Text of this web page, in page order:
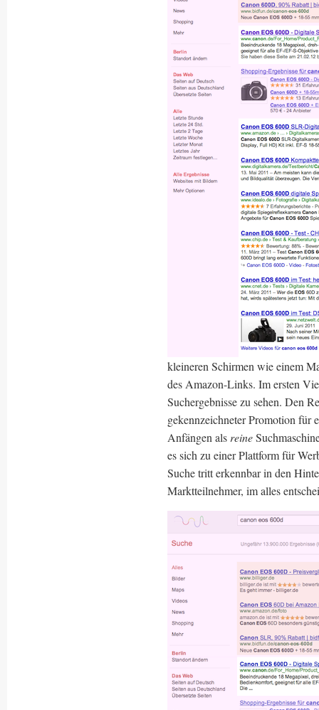
kleineren Schirmen wie einem
des Amazon-Links. Im ersten
Suchergebnisse zu sehen. Den
gekennzeichneter Promotion für
Anfängen als reine
es sich zu einer Plattform für
Suche tritt erkennbar in den
Marktteilnehmer, im alles